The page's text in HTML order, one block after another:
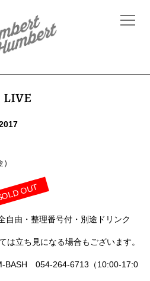
LIVE
自由・整理番号付・別途ドリンク
立ち見になる場合もございます。
BASH 054-264-6713（10:00-17:0
OUT